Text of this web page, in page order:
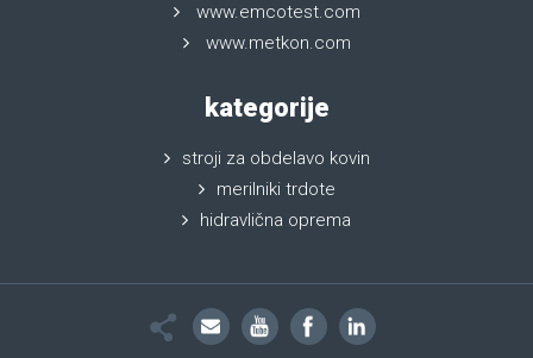
www.emcotest.com
www.metkon.com
kategorije
stroji za obdelavo kovin
merilniki trdote
hidravlična oprema